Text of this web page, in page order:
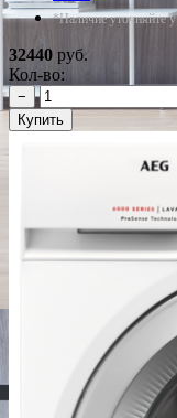
*Наличие уточняйте
32440 руб.
Кол-во:
−
Купить